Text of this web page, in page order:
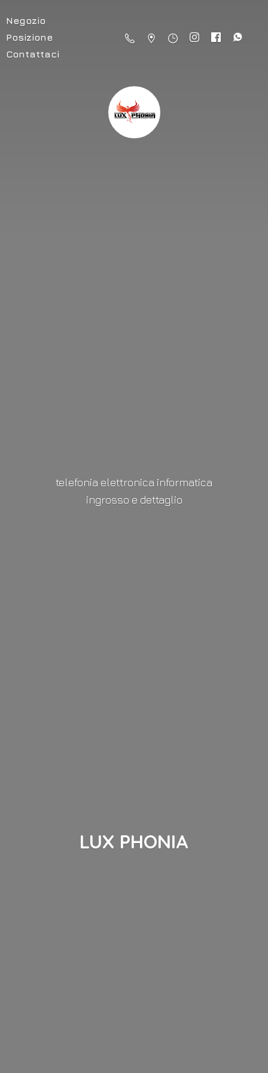
Negozio
Posizione
Contattaci
LUX PHONIA
telefonia elettronica informatica
ingrosso e dettaglio